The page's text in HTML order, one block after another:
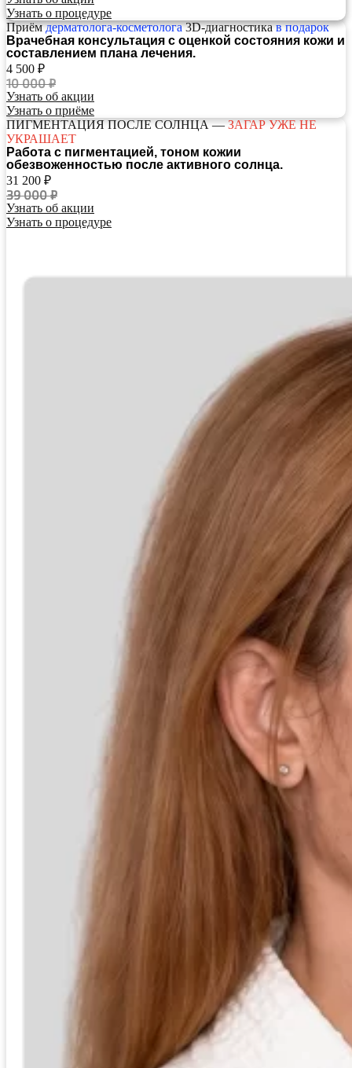
Узнать о процедуре
Приёмдерматолога-косметолога3D‑диагностикав подарок
Врачебная консультация с оценкой состояния кожи и
составлением плана лечения.
4 500 ₽
10 000 ₽
Узнать об акции
Узнать о приёме
ПИГМЕНТАЦИЯ ПОСЛЕ СОЛНЦА —ЗАГАР УЖЕ НЕ
УКРАШАЕТ
Работа с пигментацией, тоном кожии
обезвоженностью после активного солнца.
31 200 ₽
39 000 ₽
Узнать об акции
Узнать о процедуре